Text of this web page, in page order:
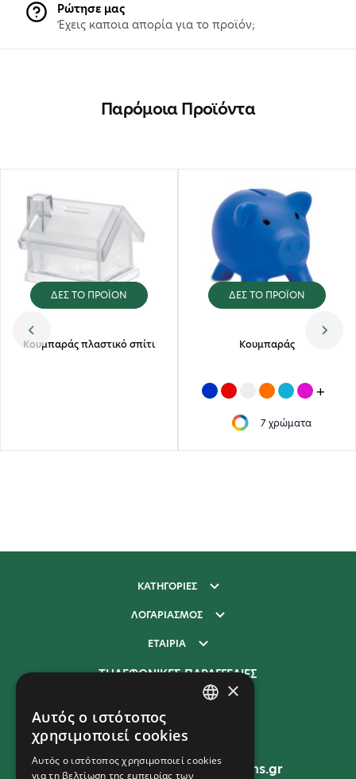
Ρώτησε μας
Έχεις καποια απορία για το προϊόν;
Παρόμοια Προϊόντα
ΔΕΣ ΤΟ ΠΡΟΪΟΝ
Κουμπαράς πλαστικό σπίτι
ΔΕΣ ΤΟ ΠΡΟΪΟΝ
Κουμπαράς
+
7 χρώματα
ΚΑΤΗΓΟΡΙΕΣ
ΛΟΓΑΡΙΑΣΜΟΣ
ΕΤΑΙΡΙΑ
ΤΗΛΕΦΩΝΙΚΕΣ ΠΑΡΑΓΓΕΛΙΕΣ
210 277 9400
EMAIL
sales@unitedpromotions.gr
×
Αυτός ο ιστότοπος
χρησιμοποιεί cookies
Αυτός ο ιστότοπος χρησιμοποιεί cookies
για τη βελτίωση της εμπειρίας των